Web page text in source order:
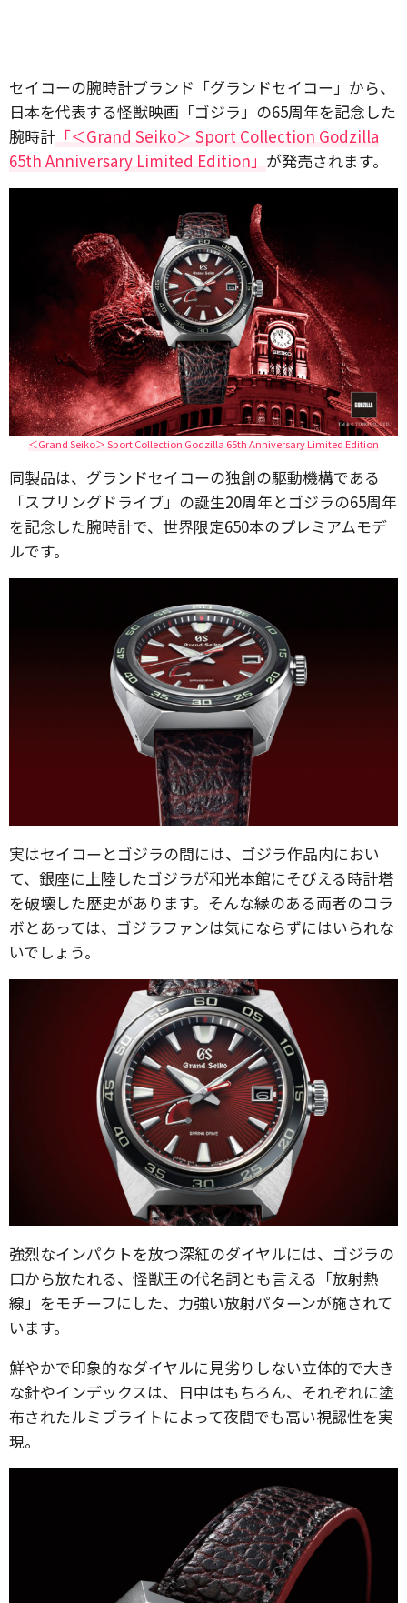
セイコーの腕時計ブランド「グランドセイコー」から、
日本を代表する怪獣映画「ゴジラ」の65周年を記念した
腕時計 「＜Grand Seiko＞ Sport Collection Godzilla
65th Anniversary Limited Edition」 が発売されます。
＜Grand Seiko＞ Sport Collection Godzilla 65th Anniversary Limited Edition
同製品は、グランドセイコーの独創の駆動機構である
「スプリングドライブ」の誕生20周年とゴジラの65周年
を記念した腕時計で、世界限定650本のプレミアムモデ
ルです。
実はセイコーとゴジラの間には、ゴジラ作品内におい
て、銀座に上陸したゴジラが和光本館にそびえる時計塔
を破壊した歴史があります。そんな縁のある両者のコラ
ボとあっては、ゴジラファンは気にならずにはいられな
いでしょう。
強烈なインパクトを放つ深紅のダイヤルには、ゴジラの
口から放たれる、怪獣王の代名詞とも言える「放射熱
線」をモチーフにした、力強い放射パターンが施されて
います。
鮮やかで印象的なダイヤルに見劣りしない立体的で大き
な針やインデックスは、日中はもちろん、それぞれに塗
布されたルミブライトによって夜間でも高い視認性を実
現。